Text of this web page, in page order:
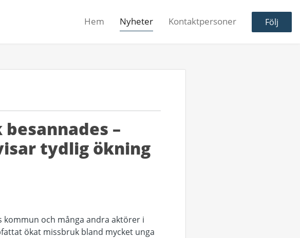
Hem Nyheter Kontaktpersoner Följ
–
tydlig ökning
kommun och många andra aktörer i
ökat missbruk bland mycket unga